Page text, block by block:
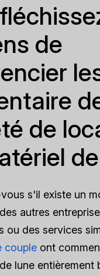
de
de
s'il existe un
autres
ou des services
couple ont
lune entièrement